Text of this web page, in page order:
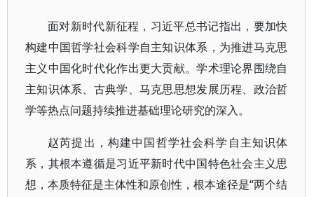
面对新时代新征程，习近平总书记指出，要加快
构建中国哲学社会科学自主知识体系，为推进马克思
主义中国化时代化作出更大贡献。学术理论界围绕自
主知识体系、古典学、马克思思想发展历程、政治哲
学等热点问题持续推进基础理论研究的深入。
赵芮提出，构建中国哲学社会科学自主知识体
系，其根本遵循是习近平新时代中国特色社会主义思
想，本质特征是主体性和原创性，根本途径是“两个结